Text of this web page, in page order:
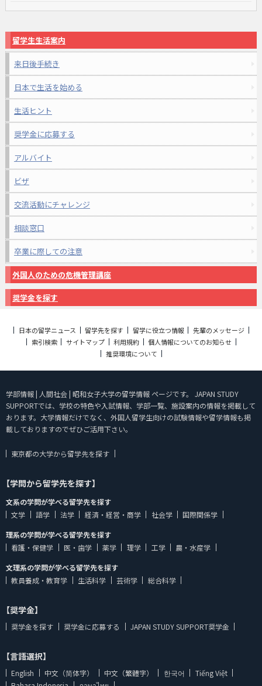
留学生生活案内
来日後手続き
日本で生活を始める
生活ヒント
奨学金に応募する
アルバイト
ビザ
交流活動にチャレンジ
相談窓口
卒業に際しての注意
外国人のための危機管理講座
奨学金を探す
日本の留学ニュース 留学先を探す 留学に役立つ情報
先輩のメッセージ
索引検索
サイトマップ 利用規約
個人情報についてのお知らせ
推奨環境について
学部情報 | 人間社会 | 昭和女子大学の留学情報 ページです。 JAPAN STUDY
SUPPORTでは、学校の特色や入試情報、学部一覧、施設案内の情報を掲載して
おります。大学情報だけでなく、外国人留学生向けの試験情報や留学情報も掲
載しておりますのでぜひご活用下さい。
東京都の大学から留学先を探す
【学問から留学先を探す】
文系の学問が学べる留学先を探す
文学
語学 法学 経済・経営・商学 社会学
国際関係学
理系の学問が学べる留学先を探す
看護・保健学
医・歯学 薬学 理学 工学
農・水産学
文理系の学問が学べる留学先を探す
教員養成・教育学
生活科学 芸術学 総合科学
【奨学金】
奨学金を探す 奨学金に応募する JAPAN STUDY SUPPORT奨学金
【言語選択】
English 中文（简体字） 中文（繁體字） 한국어
Tiếng Việt